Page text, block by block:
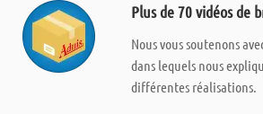
Plus de 70 vidéos de
Nous vous soutenons
dans lequels nous
différentes réalisations.